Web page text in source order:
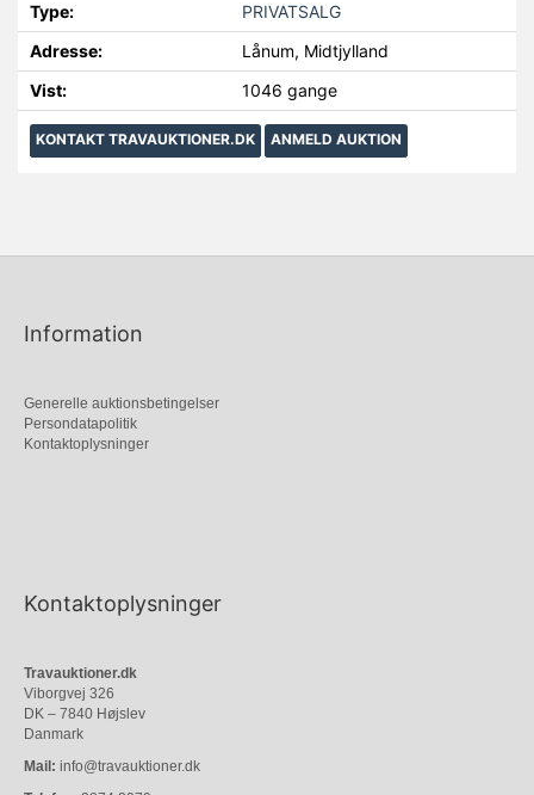
Type:
PRIVATSALG
Adresse:
Lånum, Midtjylland
Vist:
1046 gange
KONTAKT TRAVAUKTIONER.DK ANMELD AUKTION
Information
Generelle auktionsbetingelser
Persondatapolitik
Kontaktoplysninger
Kontaktoplysninger
Travauktioner.dk
Viborgvej 326
DK – 7840 Højslev
Danmark
Mail: info@travauktioner.dk